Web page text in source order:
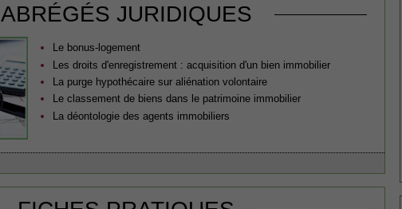
ABRÉGÉS JURIDIQUES
Le bonus-logement
Les droits d'enregistrement : acquisition d'un bien immobilier
La purge hypothécaire sur aliénation volontaire
Le classement de biens dans le patrimoine immobilier
La déontologie des agents immobiliers